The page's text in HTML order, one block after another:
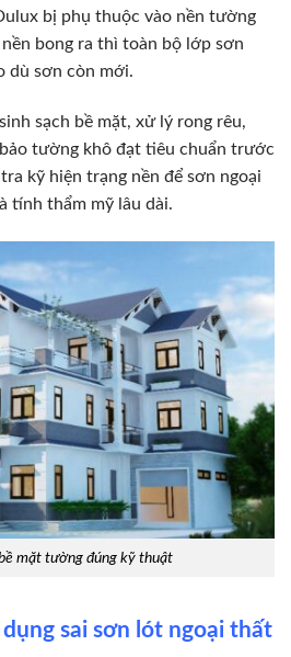
bị phụ thuộc vào nền tường
bong ra thì toàn bộ lớp sơn
dù sơn còn mới.
sạch bề mặt, xử lý rong rêu,
tường khô đạt tiêu chuẩn trước
kỹ hiện trạng nền để sơn ngoại
tính thẩm mỹ lâu dài.
mặt tường đúng kỹ thuật
sai sơn lót ngoại thất